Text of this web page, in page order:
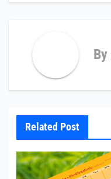
By
Related Post